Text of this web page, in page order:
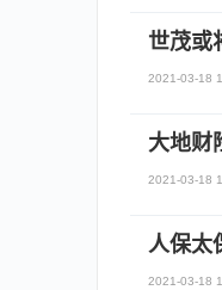
世茂或
2021-03-18
大地财
2021-03-18
人保太
2021-03-18